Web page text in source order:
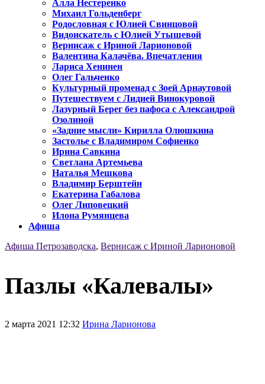
Алла Нестеренко
Михаил Гольденберг
Родословная с Юлией Свинцовой
Видоискатель с Юлией Утышевой
Вернисаж с Ириной Ларионовой
Валентина Калачёва. Впечатления
Лариса Хенинен
Олег Гальченко
Культурный променад с Зоей Арнаутовой
Путешествуем с Лидией Винокуровой
Лазурный Берег без пафоса с Александрой
Озолиной
«Задние мысли» Кирилла Олюшкина
Застолье с Владимиром Софиенко
Ирина Савкина
Светлана Артемьева
Наталья Мешкова
Владимир Берштейн
Екатерина Габалова
Олег Липовецкий
Илона Румянцева
Афиша
Афиша Петрозаводска, Вернисаж с Ириной Ларионовой
Пазлы «Калевалы»
2 марта 2021 12:32 Ирина Ларионова